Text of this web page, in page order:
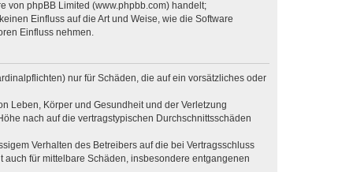
von phpBB Limited (www.phpbb.com) handelt;
Einfluss auf die Art und Weise, wie die Software
Einfluss nehmen.
nur für Schäden, die auf ein vorsätzliches oder
Leben, Körper und Gesundheit und der Verletzung
nach auf die vertragstypischen Durchschnittsschäden
Verhalten des Betreibers auf die bei Vertragsschluss
für mittelbare Schäden, insbesondere entgangenen